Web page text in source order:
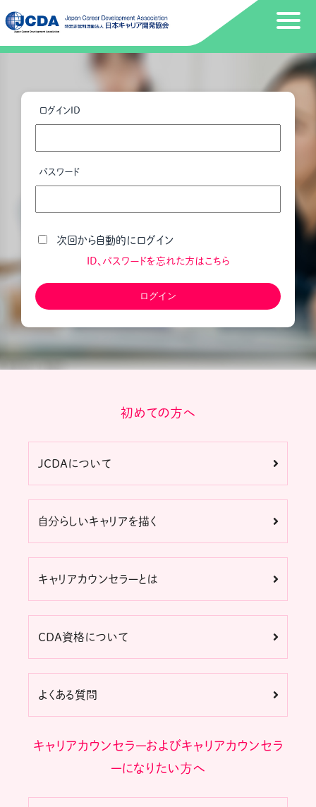
ログインID
パスワード
次回から自動的にログイン
ID、パスワードを忘れた方はこちら
初めての方へ
JCDAについて
自分らしいキャリアを描く
キャリアカウンセラーとは
CDA資格について
よくある質問
キャリアカウンセラーおよびキャリアカウンセラ
ーになりたい方へ